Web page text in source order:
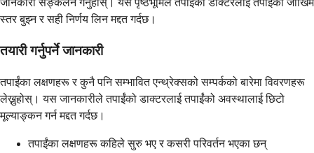
जानकारी सङ्कलन गर्नुहोस्। यस पृष्ठभूमिले तपाईंको डाक्टरलाई तपाईंको जोखिम
स्तर बुझ्न र सही निर्णय लिन मद्दत गर्दछ।
तयारी गर्नुपर्ने जानकारी
तपाईंका लक्षणहरू र कुनै पनि सम्भावित एन्थ्रेक्सको सम्पर्कको बारेमा विवरणहरू
लेख्नुहोस्। यस जानकारीले तपाईंको डाक्टरलाई तपाईंको अवस्थालाई छिटो
मूल्याङ्कन गर्न मद्दत गर्दछ।
तपाईंका लक्षणहरू कहिले सुरु भए र कसरी परिवर्तन भएका छन्